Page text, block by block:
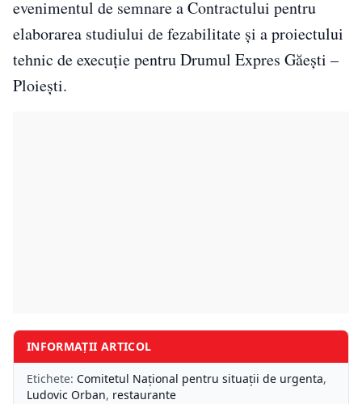
evenimentul de semnare a Contractului pentru
elaborarea studiului de fezabilitate şi a proiectului
tehnic de execuţie pentru Drumul Expres Găeşti –
Ploieşti.
INFORMAȚII ARTICOL
Etichete: Comitetul Național pentru situații de urgenta,
Ludovic Orban, restaurante